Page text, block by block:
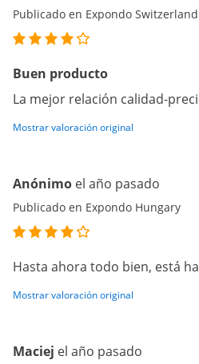
Publicado en Expondo Switzerland
Buen producto
La mejor relación calidad-
Mostrar valoración original
Anónimo el año pasado
Publicado en Expondo Hungary
Hasta ahora todo bien, está
Mostrar valoración original
Maciej el año pasado